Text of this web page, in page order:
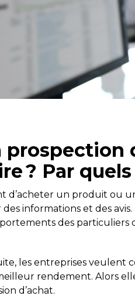
prospection
? Par
d’acheter un produit ou
des informations et des
des particuliers
les entreprises veulent
rendement. Alors
d’achat.